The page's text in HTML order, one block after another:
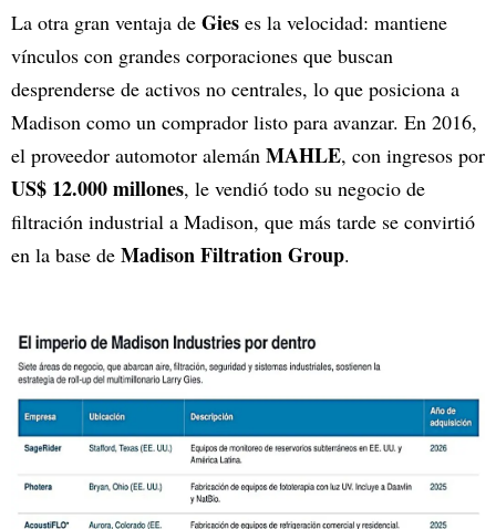
La otra gran ventaja de Gies es la velocidad: mantiene
vínculos con grandes corporaciones que buscan
desprenderse de activos no centrales, lo que posiciona a
Madison como un comprador listo para avanzar. En 2016,
el proveedor automotor alemán MAHLE, con ingresos por
US$ 12.000 millones, le vendió todo su negocio de
filtración industrial a Madison, que más tarde se convirtió
en la base de Madison Filtration Group.